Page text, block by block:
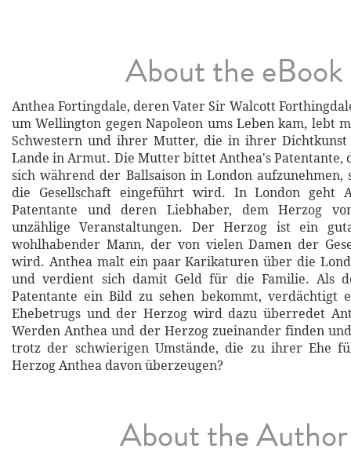
About the eBook
Anthea Fortingdale, deren Vater Sir Walcott
um Wellington gegen Napoleon ums Leben kam, lebt
Schwestern und ihrer Mutter, die in ihrer Dichtkunst
Lande in Armut. Die Mutter bittet Anthea's Patentante,
sich während der Ballsaison in London aufzunehmen,
die Gesellschaft eingeführt wird. In London geht
Patentante und deren Liebhaber, dem Herzog
unzählige Veranstaltungen. Der Herzog ist ein
wohlhabender Mann, der von vielen Damen der
wird. Anthea malt ein paar Karikaturen über die
und verdient sich damit Geld für die Familie. Als
Patentante ein Bild zu sehen bekommt, verdächtigt
Ehebetrugs und der Herzog wird dazu überredet
Werden Anthea und der Herzog zueinander finden
trotz der schwierigen Umstände, die zu ihrer Ehe
Herzog Anthea davon überzeugen?
About the Author